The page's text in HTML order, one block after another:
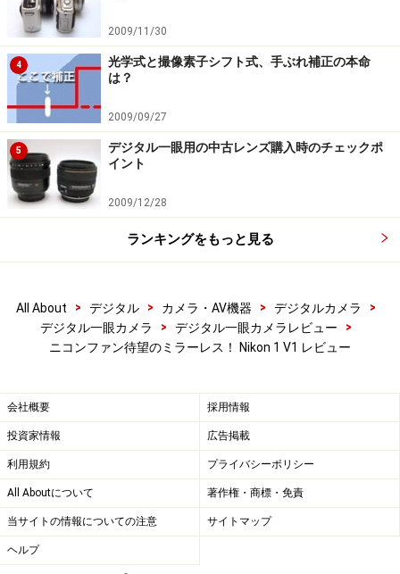
2009/11/30
4
光学式と撮像素子シフト式、手ぶれ補正の本命
は？
2009/09/27
5
デジタル一眼用の中古レンズ購入時のチェックポ
イント
2009/12/28
ランキングをもっと見る
All About > デジタル > カメラ・AV機器 > デジタルカメラ
>
デジタル一眼カメラ
> デジタル一眼カメラレビュー
>
ニコンファン待望のミラーレス！ Nikon 1 V1 レビュー
会社概要 採用情報
投資家情報 広告掲載
利用規約 プライバシーポリシー
All Aboutについて 著作権・商標・免責
当サイトの情報についての注意 サイトマップ
ヘルプ